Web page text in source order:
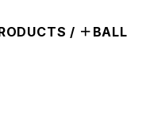
/ ＋BALL